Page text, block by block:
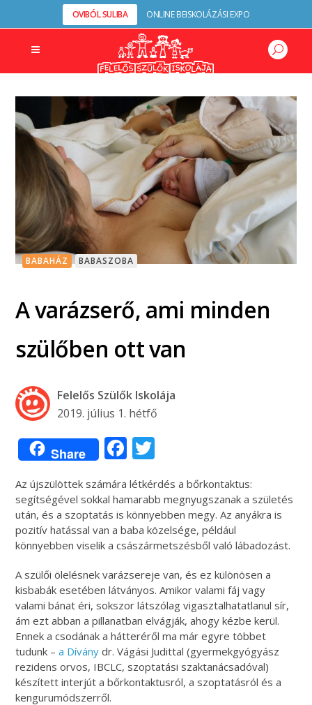
OVIBÓL SULIBA ONLINE BEISKOLÁZÁSI EXPO
BABAHÁZ BABASZOBA
A varázserő, ami minden
szülőben ott van
Felelős Szülők Iskolája
2019. július 1. hétfő
Share Facebook
Az újszülöttek számára létkérdés a bőrkontaktus:
segítségével sokkal hamarabb megnyugszanak a születés
után, és a szoptatás is könnyebben megy. Az anyákra is
pozitív hatással van a baba közelsége, például
könnyebben viselik a császármetszésből való lábadozást.
A szülői ölelésnek varázsereje van, és ez különösen a
kisbabák esetében látványos. Amikor valami fáj vagy
valami bánat éri, sokszor látszólag vigasztalhatatlanul sír,
ám ezt abban a pillanatban elvágják, ahogy kézbe kerül.
Ennek a csodának a hátteréről ma már egyre többet
tudunk –a Dívány dr. Vágási Judittal (gyermekgyógyász
rezidens orvos, IBCLC, szoptatási szaktanácsadóval)
készített interjút a bőrkontaktusról, a szoptatásról és a
kengurumódszerről.